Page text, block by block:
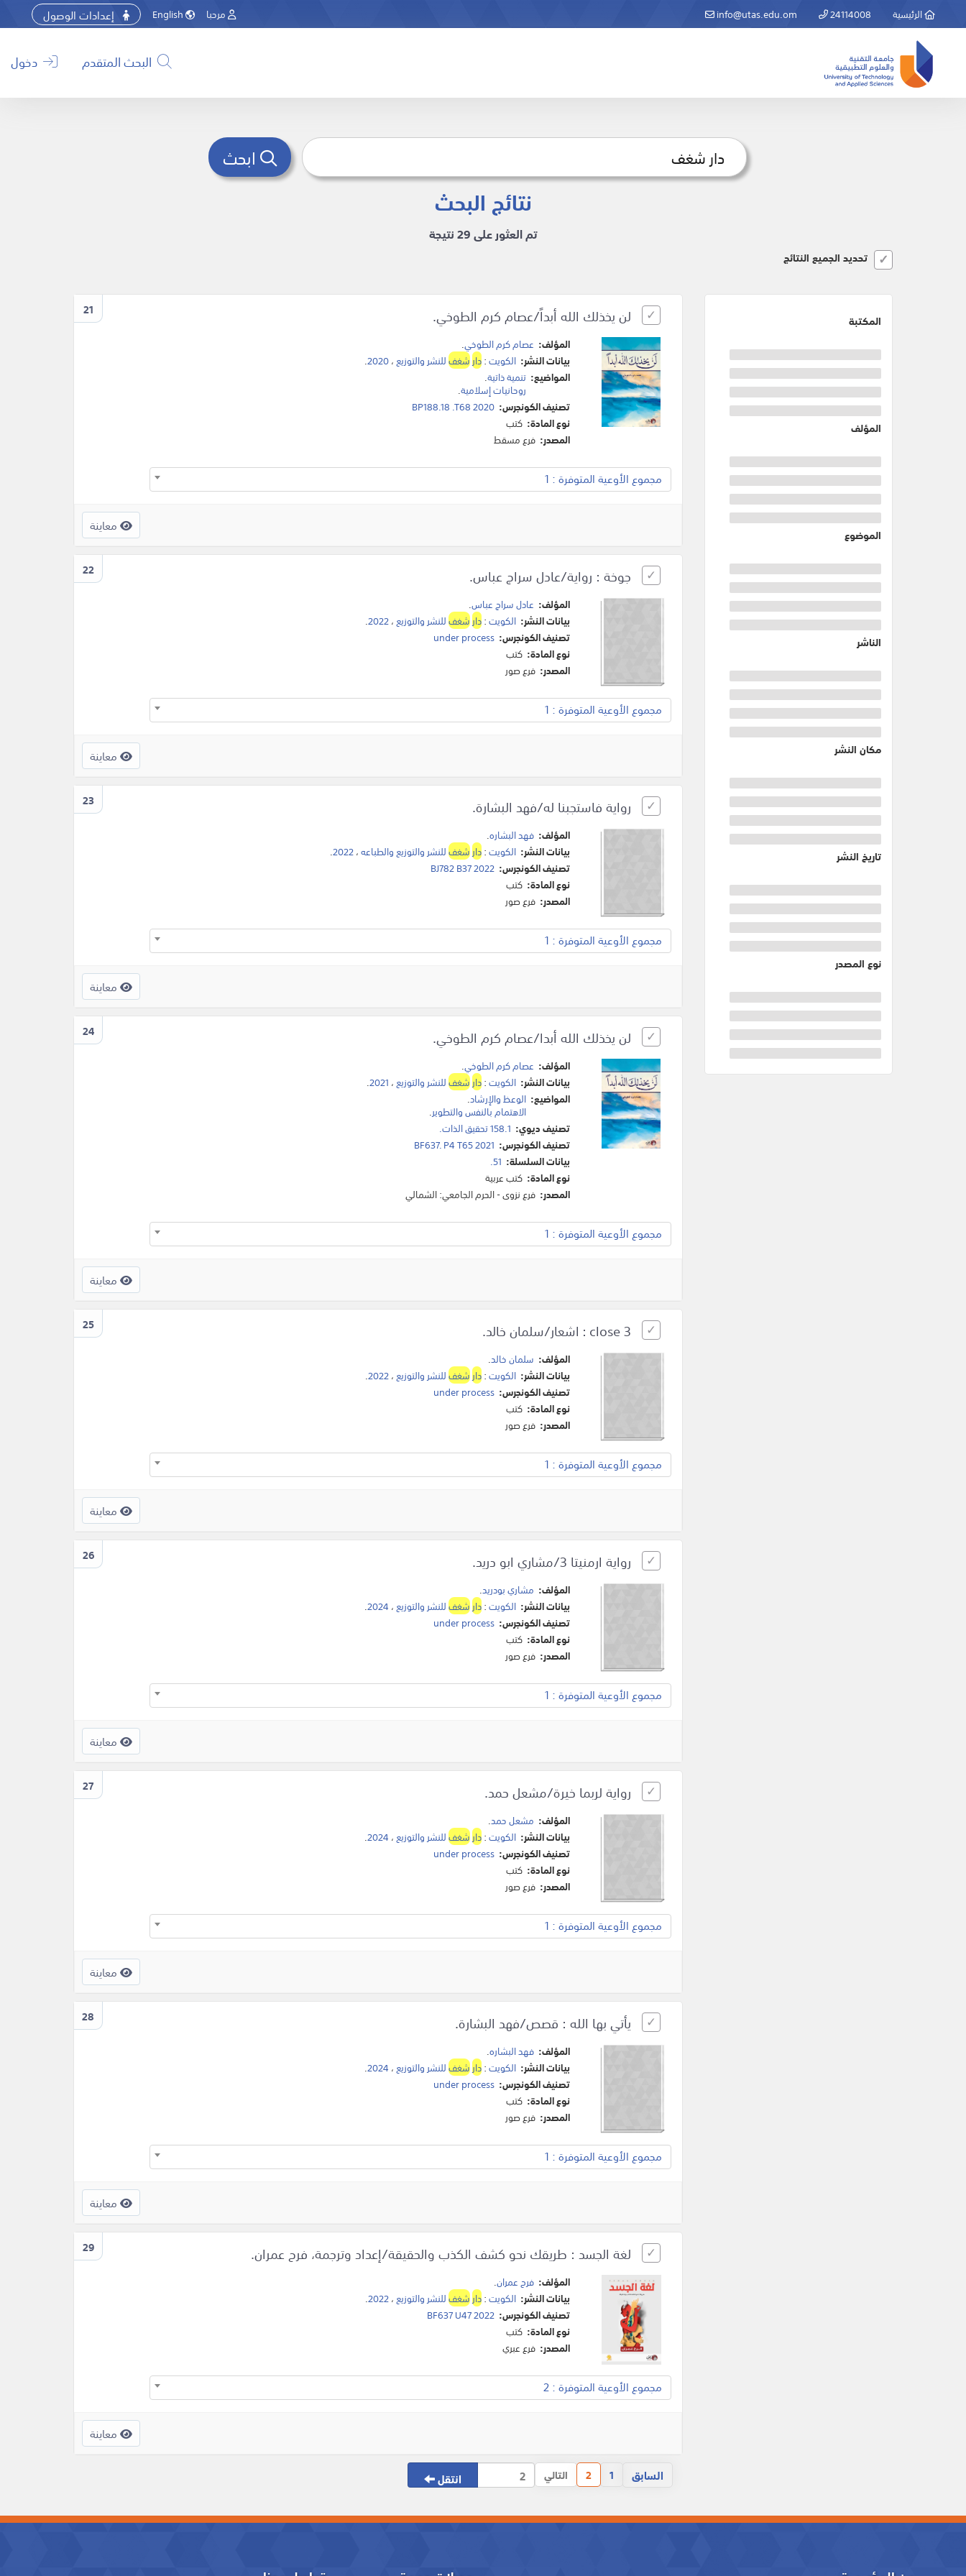
الرئيسية 24114008
info@utas.edu.om إعدادات الوصول مرحبا
البحث المتقدم دخول
نتائج البحث
تم العثور على 29 نتيجة
تحديد الجميع النتائج
المكتبة
المؤلف
الموضوع
الناشر
مكان النشر
تاريخ النشر
نوع المصدر
21 لن يخذلك الله أبداً/عصام كرم الطوخي.
المؤلف: عصام كرم الطوخي.
بيانات النشر: الكويت:دارشغفللنشر والتوزيع،2020
.
المواضيع: تنمية ذاتية.
روحانيات إسلامية.
تصنيف الكونجرس: BP188.18 .T68 2020
نوع المادة: كتب
المصدر: فرع مسقط
مجموع الأوعية المتوفرة : 1
معاينة
22 جوخة : رواية/عادل سراج عباس.
المؤلف: عادل سراج عباس.
بيانات النشر: الكويت:دارشغفللنشر والتوزيع،2022
.
تصنيف الكونجرس: under process
نوع المادة: كتب
المصدر: فرع صور
مجموع الأوعية المتوفرة : 1
معاينة
23 رواية فاستجبنا له/فهد البشارة.
المؤلف: فهد البشاره.
بيانات النشر: الكويت:دارشغفللنشر والتوزيع والطباعه،2022
.
تصنيف الكونجرس: BJ782 B37 2022
نوع المادة: كتب
المصدر: فرع صور
مجموع الأوعية المتوفرة : 1
معاينة
24 لن يخذلك الله أبدا/عصام كرم الطوخي.
المؤلف: عصام كرم الطوخي.
بيانات النشر: الكويت:دارشغفللنشر والتوزيع، 2021
.
المواضيع: الوعظ والإرشاد.
الاهتمام بالنفس والتطوير.
تصنيف ديوي: 158.1 تحقيق الذات.
تصنيف الكونجرس: BF637. P4 T65 2021
بيانات السلسلة: 51.
نوع المادة: كتب عربية
المصدر: فرع نزوى - الحرم الجامعي: الشمالي
مجموع الأوعية المتوفرة : 1
معاينة
25
المؤلف: سلمان خالد.
بيانات النشر: الكويت:دارشغفللنشر والتوزيع،2022
.
تصنيف الكونجرس: under process
نوع المادة: كتب
المصدر: فرع صور
مجموع الأوعية المتوفرة : 1
معاينة
26 رواية ارمنيتا 3/مشاري ابو دريد.
المؤلف: مشاري بودريد.
بيانات النشر: الكويت:دارشغفللنشر والتوزيع، 2024
.
تصنيف الكونجرس: under process
نوع المادة: كتب
المصدر: فرع صور
مجموع الأوعية المتوفرة : 1
معاينة
27 رواية لربما خيرة/مشعل حمد.
المؤلف: مشعل حمد.
بيانات النشر: الكويت:دارشغفللنشر والتوزيع، 2024
.
تصنيف الكونجرس: under process
نوع المادة: كتب
المصدر: فرع صور
مجموع الأوعية المتوفرة : 1
معاينة
28 يأتي بها الله : قصص/فهد البشارة.
المؤلف: فهد البشاره.
بيانات النشر: الكويت:دارشغفللنشر والتوزيع، 2024
.
تصنيف الكونجرس: under process
نوع المادة: كتب
المصدر: فرع صور
مجموع الأوعية المتوفرة : 1
معاينة
29 لغة الجسد : طريقك نحو كشف الكذب والحقيقة/إعداد وترجمة، فرح عمران.
المؤلف: فرح عمران.
بيانات النشر: الكويت:دارشغفللنشر والتوزيع،2022
.
تصنيف الكونجرس: BF637 U47 2022
نوع المادة: كتب
المصدر: فرع عبري
مجموع الأوعية المتوفرة : 2
معاينة
السابق 1
2 التالي انتقل